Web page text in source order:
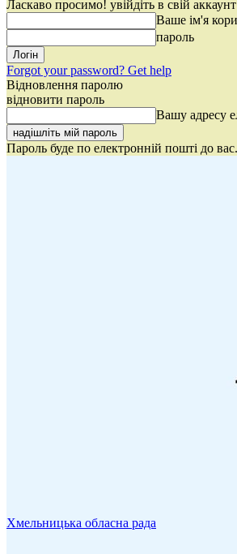
Ласкаво просимо! увійдіть в свій аккаунт
Ваше ім'я
пароль
Forgot your password? Get help
Відновлення паролю
відновити пароль
Вашу адресу
Пароль буде по електронній пошті до вас.
Хмельницька обласна рада